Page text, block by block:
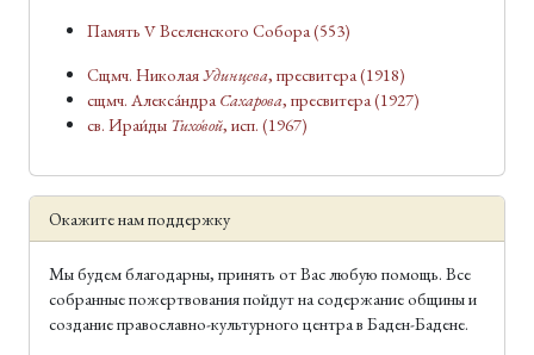
Память V Вселенского Собора(553)
Сщмч. НиколаяУдинцева, пресвитера(1918)
сщмч. Алекса́ндраСахарова, пресвитера(1927)
св. Ираи́ды Тихо́вой, исп. (1967)
Окажите нам поддержку
Мы будем благодарны, принять от Вас любую помощь. Все
собранные пожертвования пойдут на содержание общины и
создание православно-культурного центра в Баден-Бадене.